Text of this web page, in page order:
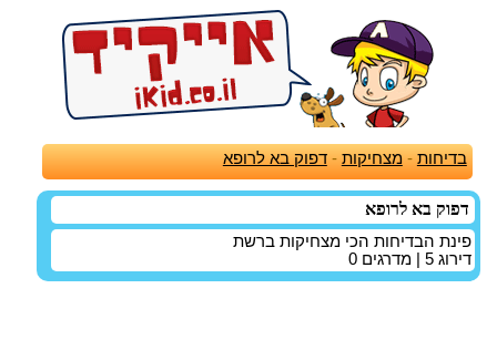
בדיחות -מצחיקות -דפוק בא לרופא
דפוק בא לרופא
פינת הבדיחות הכי מצחיקות ברשת
דירוג 5 | מדרגים 0